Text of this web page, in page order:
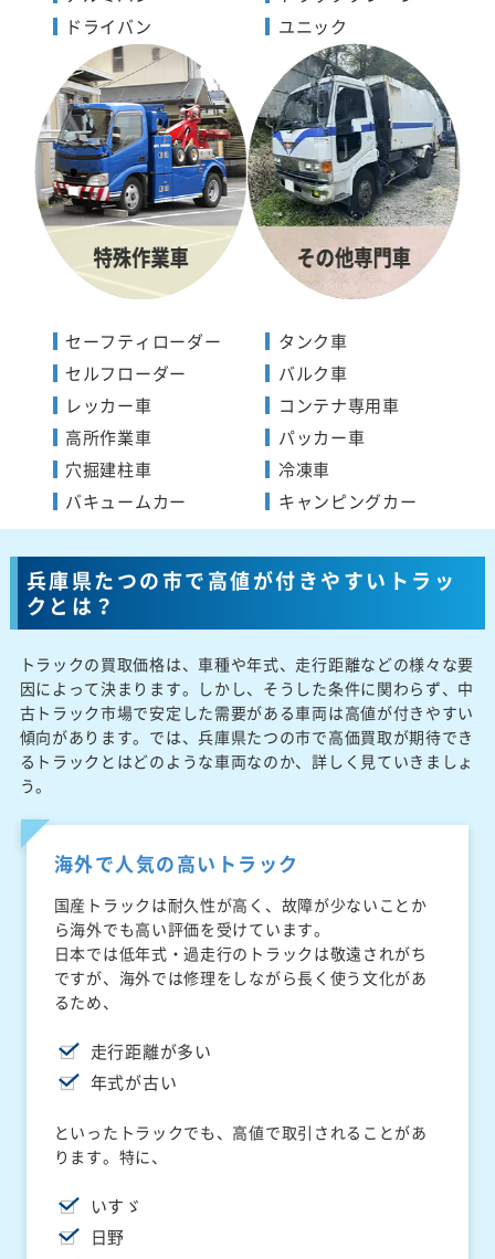
ドライバン
ユニック
セーフティローダー
セルフローダー
レッカー車
高所作業車
穴掘建柱車
バキュームカー
タンク車
バルク車
コンテナ専用車
パッカー車
冷凍車
キャンピングカー
兵庫県たつの市で高値が付きやすいトラッ
クとは？
トラックの買取価格は、車種や年式、走行距離などの様々な要
因によって決まります。しかし、そうした条件に関わらず、中
古トラック市場で安定した需要がある車両は高値が付きやすい
傾向があります。では、兵庫県たつの市で高価買取が期待でき
るトラックとはどのような車両なのか、詳しく見ていきましょ
う。
海外で人気の高いトラック
国産トラックは耐久性が高く、故障が少ないことか
ら海外でも高い評価を受けています。
日本では低年式・過走行のトラックは敬遠されがち
ですが、海外では修理をしながら長く使う文化があ
るため、
走行距離が多い
年式が古い
といったトラックでも、高値で取引されることがあ
ります。特に、
いすゞ
日野